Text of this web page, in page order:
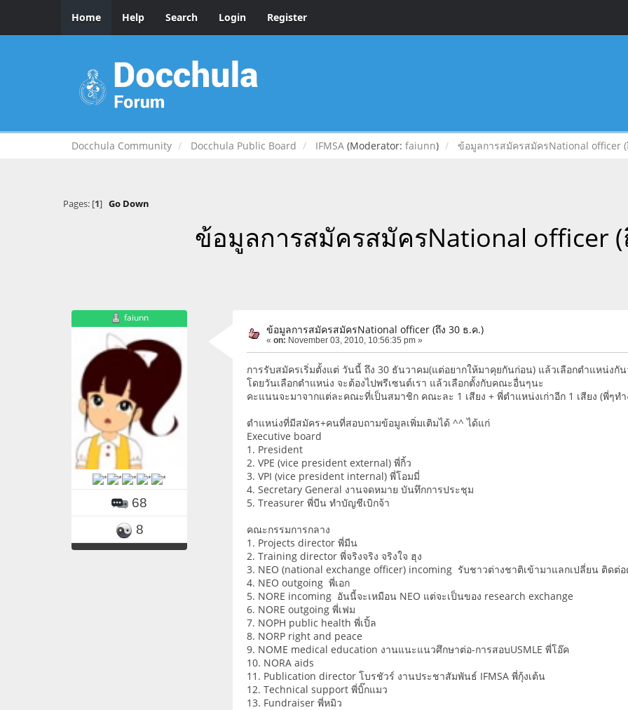
Home Help Search Login Register
Docchula Community Docchula Public Board IFMSA (Moderator: faiunn) ข้อมูลการสมัครสมัครNational officer (
Pages: [1] Go Down
ข้อมูลการสมัครสมัครNational officer (
faiunn
68
8
ข้อมูลการสมัครสมัครNational officer (ถึง 30 ธ.ค.)
« on: November 03, 2010, 10:56:35 pm »
การรับสมัครเริ่มตั้งแต่ วันนี้ ถึง 30 ธันวาคม(แต่อยากให้มาคุยกันก่อน) แล้วเลือกตำแหน่งกั
โดยวันเลือกตำแหน่ง จะต้องไปพรีเซนต์เรา แล้วเลือกตั้งกับคณะอื่นๆนะ
คะแนนจะมาจากแต่ละคณะที่เป็นสมาชิก คณะละ 1 เสียง + พี่ตำแหน่งเก่าอีก 1 เสียง (พี่ๆท
ตำแหน่งที่มีสมัคร+คนที่สอบถามข้อมูลเพิ่มเติมได้ ^^ ได้แก่
Executive board
1. President
2. VPE (vice president external) พี่กิ้ว
3. VPI (vice president internal) พี่โอมมี่
4. Secretary General งานจดหมาย บันทึกการประชุม
5. Treasurer พี่บีน ทำบัญชีเบิกจ้า
คณะกรรมการกลาง
1. Projects director พี่มีน
2. Training director พี่จริงจริง จริงใจ ฮุง
3. NEO (national exchange officer) incoming รับชาวต่างชาติเข้ามาแลกเปลี่ยน ติดต่
4. NEO outgoing พี่เอก
5. NORE incoming อันนี้จะเหมือน NEO แต่จะเป็นของ research exchange
6. NORE outgoing พี่เฟม
7. NOPH public health พี่เปิ้ล
8. NORP right and peace
9. NOME medical education งานแนะแนวศึกษาต่อ-การสอบUSMLE พี่โอ๊ค
10. NORA aids
11. Publication director โบรชัวร์ งานประชาสัมพันธ์ IFMSA พี่กุ้งเต้น
12. Technical support พี่บิ๊กแมว
13. Fundraiser พี่หมิว